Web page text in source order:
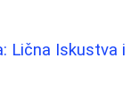
Lična Iskustva i